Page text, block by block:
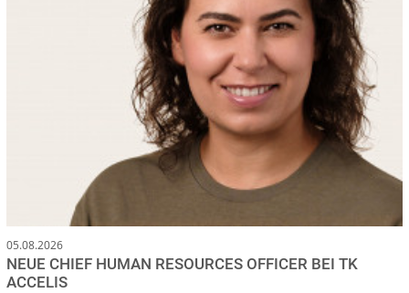
05.08.2026
NEUE CHIEF HUMAN RESOURCES OFFICER BEI TK
ACCELIS